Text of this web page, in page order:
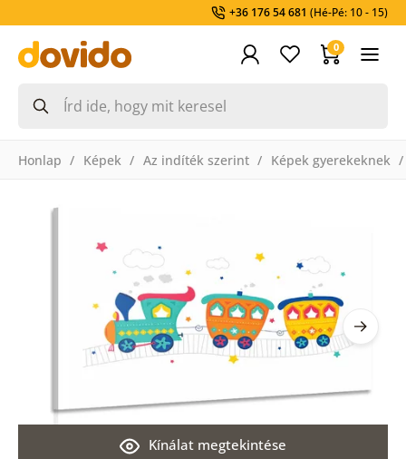
+36 176 54 681 (Hé-Pé: 10 - 15)
0
Honlap Képek Az indíték szerint Képek gyerekeknek
Kínálat megtekintése